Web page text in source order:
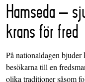
Hamseda –
krans för fred
På nationaldagen
besökarna till en
olika traditioner såsom